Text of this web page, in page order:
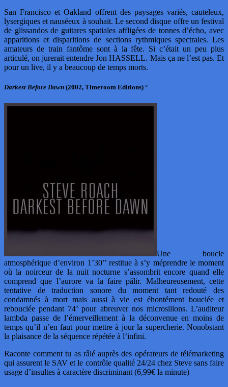
San Francisco et Oakland offrent des paysages variés, cauteleux,
lysergiques et nauséeux à souhait. Le second disque offre un festival
de glissandos de guitares spatiales affligées de tonnes d’écho, avec
apparitions et disparitions de sections rythmiques spectrales. Les
amateurs de train fantôme sont à la fête. Si c’était un peu plus
articulé, on jurerait entendre Jon HASSELL. Mais ça ne l’est pas. Et
pour un live, il y a beaucoup de temps morts.
Darkest Before Dawn (2002, Timeroom Editions) °
Une boucle
atmosphérique d’environ 1’30’’ restitue à s’y méprendre le moment
où la noirceur de la nuit nocturne s’assombrit encore quand elle
comprend que l’aurore va la faire pâlir. Malheureusement, cette
tentative de traduction sonore du moment tant redouté des
condamnés à mort mais aussi à vie est éhontément bouclée et
rebouclée pendant 74’ pour abreuver nos microsillons. L’auditeur
lambda passe de l’émerveillement à la déconvenue en moins de
temps qu’il n’en faut pour mettre à jour la supercherie. Nonobstant
la plaisance de la séquence répétée à l’infini.
Raconte comment tu as râlé auprès des opérateurs de télémarketing
qui assurent le SAV et le contrôle qualité 24/24 chez Steve sans faire
usage d’insultes à caractère discriminant (6,99€ la minute)